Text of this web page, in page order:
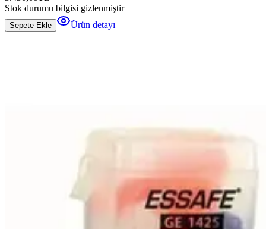
Stok durumu bilgisi gizlenmiştir
Sepete Ekle Ürün detayı